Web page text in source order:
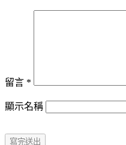
留言 *
顯示名稱